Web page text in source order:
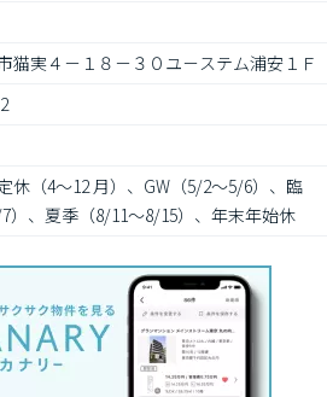
猫実４－１８－３０ユ－ステム浦安１Ｆ
休（4～12 月）、GW（5/2～5/6）、臨
）、夏季（8/11～8/15）、年末年始休